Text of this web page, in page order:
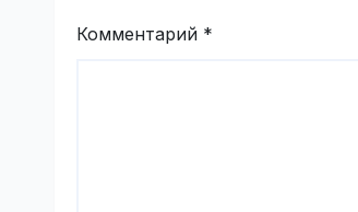
Комментарий *